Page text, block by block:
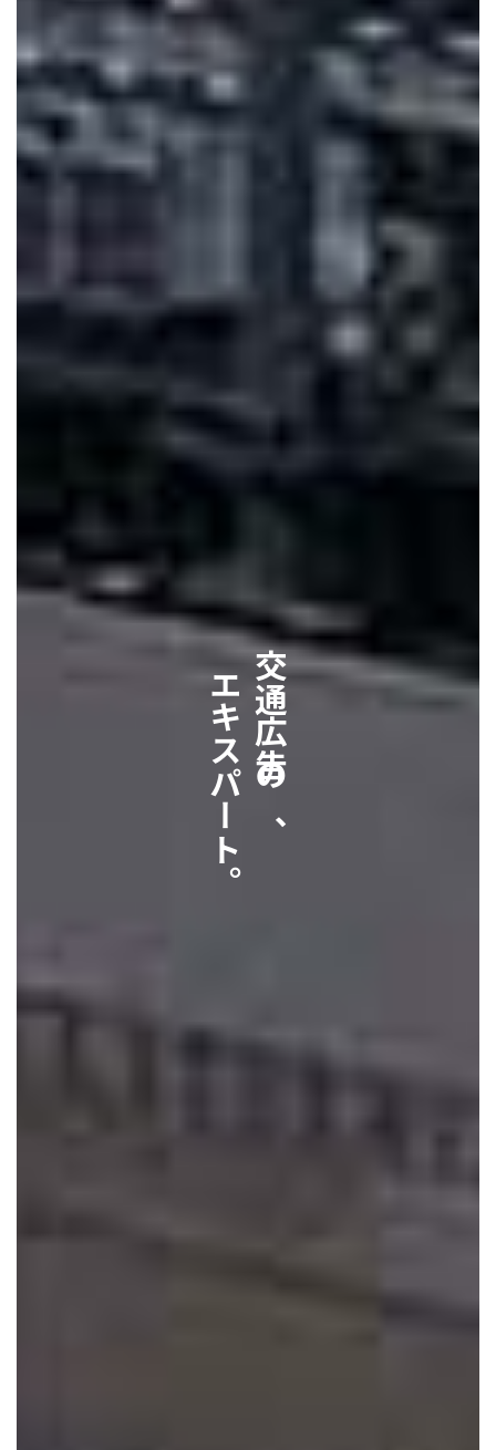
交通広告の、
エキスパート。